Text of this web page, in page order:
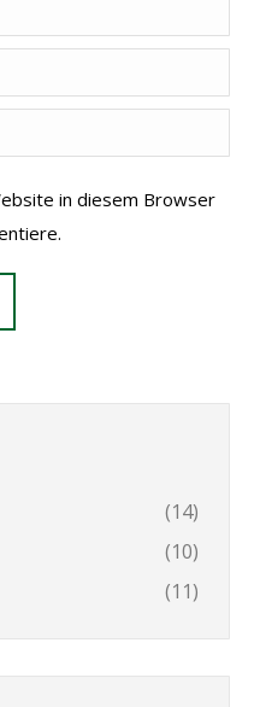
in diesem Browser
(14)
(10)
(11)